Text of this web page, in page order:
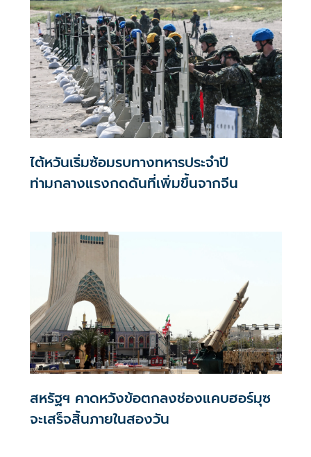
ไต้หวันเริ่มซ้อมรบทางทหารประจำปี
ท่ามกลางแรงกดดันที่เพิ่มขึ้นจากจีน
สหรัฐฯ คาดหวังข้อตกลงช่องแคบฮอร์มุซ
จะเสร็จสิ้นภายในสองวัน